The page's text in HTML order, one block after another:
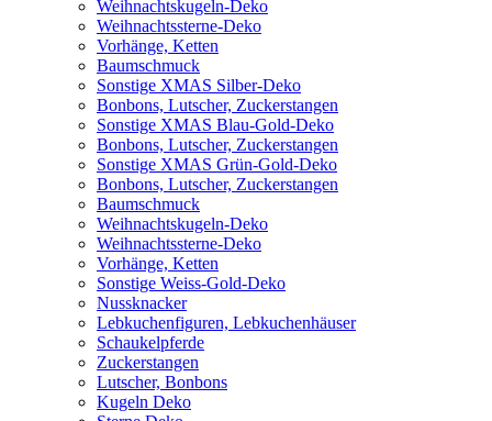
Weihnachtskugeln-Deko
Weihnachtssterne-Deko
Vorhänge, Ketten
Baumschmuck
Sonstige XMAS Silber-Deko
Bonbons, Lutscher, Zuckerstangen
Sonstige XMAS Blau-Gold-Deko
Bonbons, Lutscher, Zuckerstangen
Sonstige XMAS Grün-Gold-Deko
Bonbons, Lutscher, Zuckerstangen
Baumschmuck
Weihnachtskugeln-Deko
Weihnachtssterne-Deko
Vorhänge, Ketten
Sonstige Weiss-Gold-Deko
Nussknacker
Lebkuchenfiguren, Lebkuchenhäuser
Schaukelpferde
Zuckerstangen
Lutscher, Bonbons
Kugeln Deko